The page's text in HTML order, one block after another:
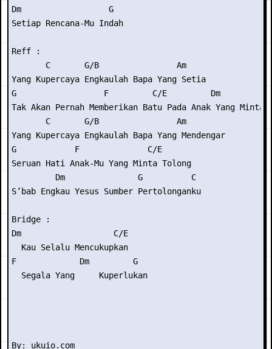
Dm                  G
Setiap Rencana-Mu Indah
Reff :
       C       G/B                Am
Yang Kupercaya Engkaulah Bapa Yang Setia
G                  F         C/E         Dm
Tak Akan Pernah Memberikan Batu Pada Anak Yang Minta
       C       G/B                Am
Yang Kupercaya Engkaulah Bapa Yang Mendengar
G            F              C/E
Seruan Hati Anak-Mu Yang Minta Tolong
         Dm               G          C
S’bab Engkau Yesus Sumber Pertolonganku
Bridge :
Dm                   C/E
  Kau Selalu Mencukupkan
F             Dm         G
  Segala Yang     Kuperlukan